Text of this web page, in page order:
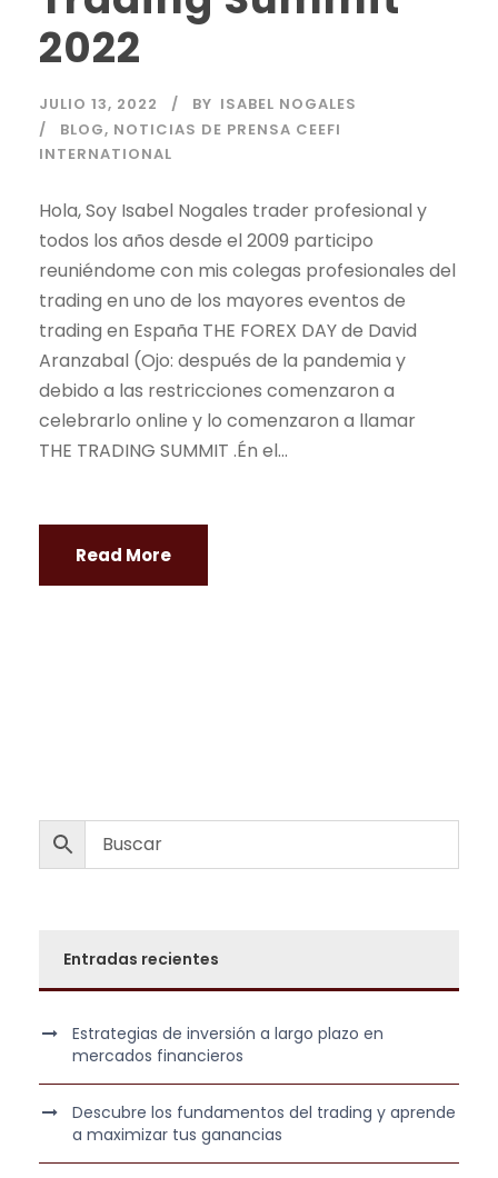
2022
JULIO 13, 2022 BY ISABEL NOGALES
BLOG, NOTICIAS DE PRENSA CEEFI
INTERNATIONAL
Hola, Soy Isabel Nogales trader profesional y
todos los años desde el 2009 participo
reuniéndome con mis colegas profesionales del
trading en uno de los mayores eventos de
trading en España THE FOREX DAY de David
Aranzabal (Ojo: después de la pandemia y
debido a las restricciones comenzaron a
celebrarlo online y lo comenzaron a llamar
THE TRADING SUMMIT .Én el...
Read More
Entradas recientes
Estrategias de inversión a largo plazo en
mercados financieros
Descubre los fundamentos del trading y aprende
a maximizar tus ganancias